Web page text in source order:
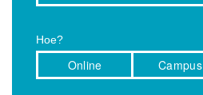
Hoe?
Online Campus